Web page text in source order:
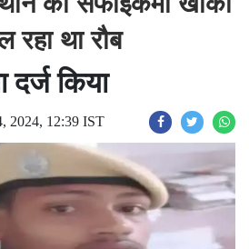
रहा था रौब
दर्ज किया
2024, 12:39 IST